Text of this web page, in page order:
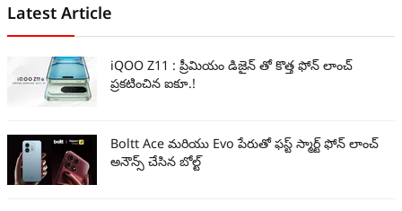
Latest Article
iQOO Z11 : ప్రీమియం డిజైన్ తో కొత్త ఫోన్ లాంచ్
ప్రకటించిన ఐకూ.!
Boltt Ace మరియు Evo పేరుతో ఫస్ట్ స్మార్ట్ ఫోన్ లాంచ్
అనౌన్స్ చేసిన బోల్ట్